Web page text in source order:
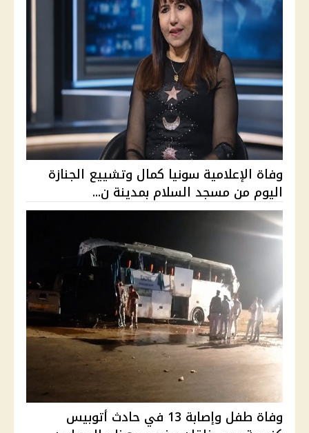
وفاة الإعلامية سونيا كمال وتشييع الجنازة
اليوم من مسجد السلام بمدينة ن...
وفاة طفل وإصابة 13 في حادث أتوبيس